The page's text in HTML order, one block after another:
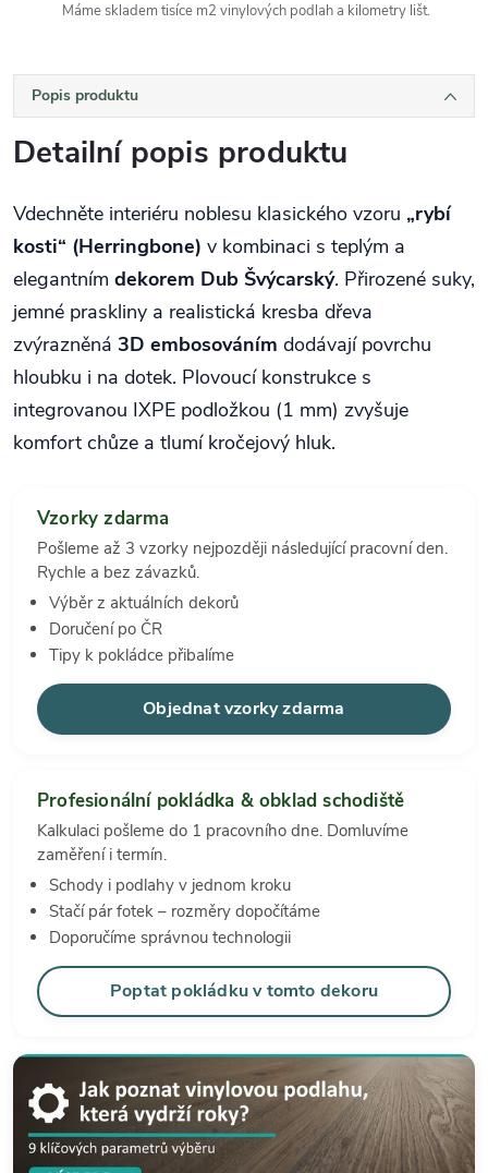
Máme skladem tisíce m2 vinylových podlah a kilometry lišt.
Popis produktu
Detailní popis produktu
Vdechněte interiéru noblesu klasického vzoru „rybí
kosti“ (Herringbone) v kombinaci s teplým a
elegantním dekorem Dub Švýcarský. Přirozené suky,
jemné praskliny a realistická kresba dřeva
zvýrazněná 3D embosováním dodávají povrchu
hloubku i na dotek. Plovoucí konstrukce s
integrovanou IXPE podložkou (1 mm) zvyšuje
komfort chůze a tlumí kročejový hluk.
Vzorky zdarma
Pošleme až 3 vzorky nejpozději následující pracovní den.
Rychle a bez závazků.
Výběr z aktuálních dekorů
Doručení po ČR
Tipy k pokládce přibalíme
Objednat vzorky zdarma
Profesionální pokládka & obklad schodiště
Kalkulaci pošleme do 1 pracovního dne. Domluvíme
zaměření i termín.
Schody i podlahy v jednom kroku
Stačí pár fotek – rozměry dopočítáme
Doporučíme správnou technologii
Poptat pokládku v tomto dekoru